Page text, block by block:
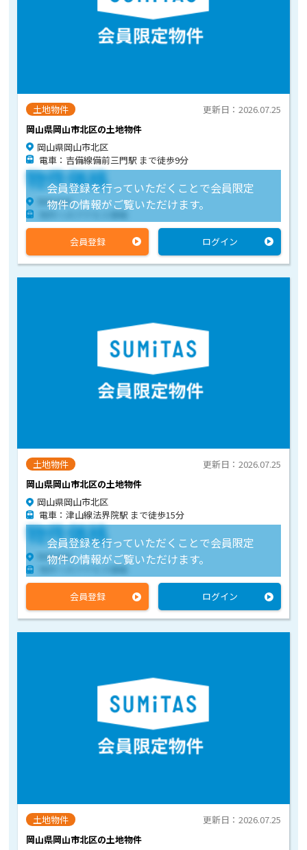
土地物件
岡山県岡山市北区の土地物件
更新日：2026.07.25
岡山県岡山市北区
電車：吉備線備前三門駅 まで徒歩9分
会員登録を行っていただくことで会員限定
物件の情報がご覧いただけます。
物件価格
物件住所
物件へのアクセス情報
会員登録 ログイン
土地物件
岡山県岡山市北区の土地物件
更新日：2026.07.25
岡山県岡山市北区
電車：津山線法界院駅 まで徒歩15分
会員登録を行っていただくことで会員限定
物件の情報がご覧いただけます。
物件価格
物件住所
会員登録 ログイン
土地物件
岡山県岡山市北区の土地物件
更新日：2026.07.25